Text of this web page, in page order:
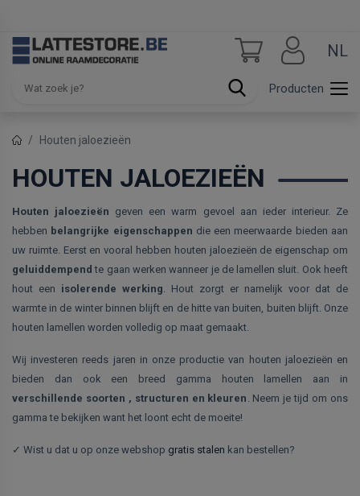
Producten
NL
Houten jaloezieën
HOUTEN JALOEZIEËN
Houten jaloezieën geven een warm gevoel aan ieder interieur. Ze
hebben belangrijke eigenschappen die een meerwaarde bieden aan
uw ruimte. Eerst en vooral hebben houten jaloezieën de eigenschap om
geluiddempend te gaan werken wanneer je de lamellen sluit. Ook heeft
hout een isolerende werking. Hout zorgt er namelijk voor dat de
warmte in de winter binnen blijft en de hitte van buiten, buiten blijft. Onze
houten lamellen worden volledig op maat gemaakt.
Wij investeren reeds jaren in onze productie van houten jaloezieën en
bieden dan ook een breed gamma houten lamellen aan in
verschillende soorten , structuren en kleuren . Neem je tijd om ons
gamma te bekijken want het loont echt de moeite!
✓ Wist u dat u op onze webshop gratis stalen kan bestellen?